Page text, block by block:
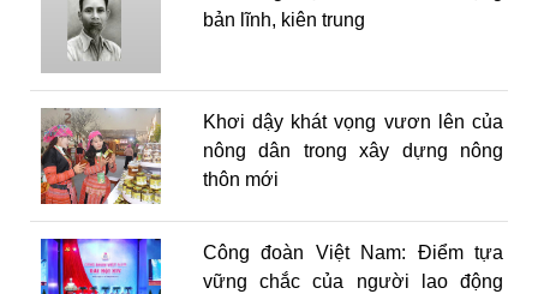
bản lĩnh, kiên trung
Khơi dậy khát vọng vươn lên của
nông dân trong xây dựng nông
thôn mới
Công đoàn Việt Nam: Điểm tựa
vững chắc của người lao động